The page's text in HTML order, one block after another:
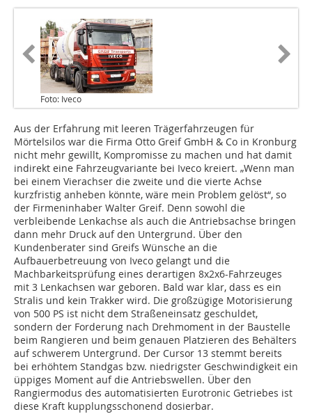
Foto: Iveco
Aus der Erfahrung mit leeren Trägerfahrzeugen für
Mörtelsilos war die Firma Otto Greif GmbH & Co in Kronburg
nicht mehr gewillt, Kompromisse zu machen und hat damit
indirekt eine Fahrzeugvariante bei Iveco kreiert. „Wenn man
bei einem Vierachser die zweite und die vierte Achse
kurzfristig anheben könnte, wäre mein Problem gelöst“, so
der Firmeninhaber Walter Greif. Denn sowohl die
verbleibende Lenkachse als auch die Antriebsachse bringen
dann mehr Druck auf den Untergrund. Über den
Kundenberater sind Greifs Wünsche an die
Aufbauerbetreuung von Iveco gelangt und die
Machbarkeitsprüfung eines derartigen 8x2x6-Fahrzeuges
mit 3 Lenkachsen war geboren. Bald war klar, dass es ein
Stralis und kein Trakker wird. Die großzügige Motorisierung
von 500 PS ist nicht dem Straßeneinsatz geschuldet,
sondern der Forderung nach Drehmoment in der Baustelle
beim Rangieren und beim genauen Platzieren des Behälters
auf schwerem Untergrund. Der Cursor 13 stemmt bereits
bei erhöhtem Standgas bzw. niedrigster Geschwindigkeit ein
üppiges Moment auf die Antriebswellen. Über den
Rangiermodus des automatisierten Eurotronic Getriebes ist
diese Kraft kupplungsschonend dosierbar.